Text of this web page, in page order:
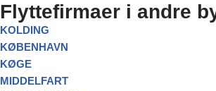
Flyttefirmaer i andre
KOLDING
KØBENHAVN
KØGE
MIDDELFART